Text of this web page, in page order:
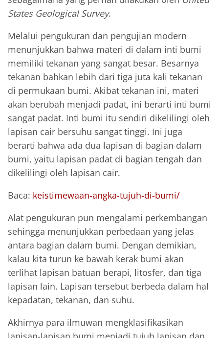
States Geological Survey.
Melalui pengukuran dan pengujian modern
menunjukkan bahwa materi di dalam inti bumi
memiliki tekanan yang sangat besar. Besarnya
tekanan bahkan lebih dari tiga juta kali tekanan
di permukaan bumi. Akibat tekanan ini, materi
akan berubah menjadi padat, ini berarti inti bumi
sangat padat. Inti bumi itu sendiri dikelilingi oleh
lapisan cair bersuhu sangat tinggi. Ini juga
berarti bahwa ada dua lapisan di bagian dalam
bumi, yaitu lapisan padat di bagian tengah dan
dikelilingi oleh lapisan cair.
Baca: keistimewaan-angka-tujuh-di-bumi/
Alat pengukuran pun mengalami perkembangan
sehingga menunjukkan perbedaan yang jelas
antara bagian dalam bumi. Dengan demikian,
kalau kita turun ke bawah kerak bumi akan
terlihat lapisan batuan berapi, litosfer, dan tiga
lapisan lain. Lapisan tersebut berbeda dalam hal
kepadatan, tekanan, dan suhu.
Akhirnya para ilmuwan mengklasifikasikan